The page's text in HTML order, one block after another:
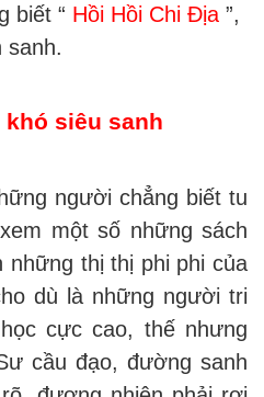
biết “ Hồi Hồi Chi Địa ”,
sanh.
khó siêu sanh
người chẳng biết tu
một số những sách
những thị thị phi phi của
dù là những người tri
cực cao, thế nhưng
cầu đạo, đường sanh